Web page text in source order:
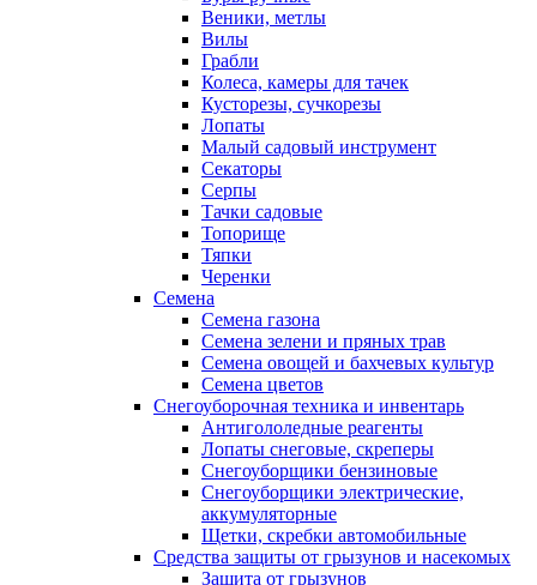
Веники, метлы
Вилы
Грабли
Колеса, камеры для тачек
Кусторезы, сучкорезы
Лопаты
Малый садовый инструмент
Секаторы
Серпы
Тачки садовые
Топорище
Тяпки
Черенки
Семена
Семена газона
Семена зелени и пряных трав
Семена овощей и бахчевых культур
Семена цветов
Снегоуборочная техника и инвентарь
Антигололедные реагенты
Лопаты снеговые, скреперы
Снегоуборщики бензиновые
Снегоуборщики электрические,
аккумуляторные
Щетки, скребки автомобильные
Средства защиты от грызунов и насекомых
Защита от грызунов